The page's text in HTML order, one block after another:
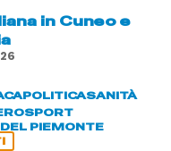
in Cuneo e
POLITICASANITÀ
SPORT
PIEMONTE